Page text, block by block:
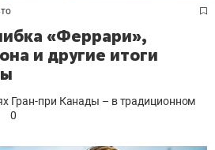
«Феррари»,
и другие итоги
Гран-при Канады – в традиционном
0